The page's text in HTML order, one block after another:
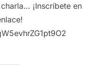
¡Inscríbete en